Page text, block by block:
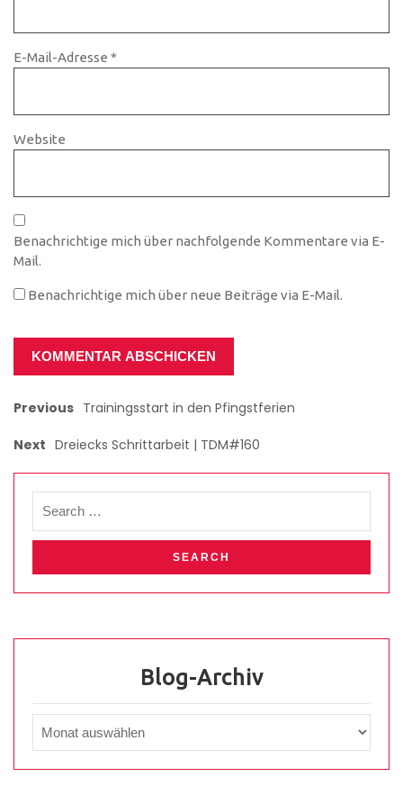
E-Mail-Adresse *
Website
Benachrichtige mich über nachfolgende Kommentare via E-
Mail.
Benachrichtige mich über neue Beiträge via E-Mail.
Previous Trainingsstart in den Pfingstferien
Next Dreiecks Schrittarbeit | TDM#160
Blog-Archiv